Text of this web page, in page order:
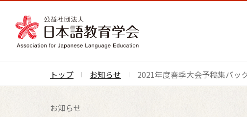
トップ お知らせ 2021年度春季大会予稿集バッ
お知らせ